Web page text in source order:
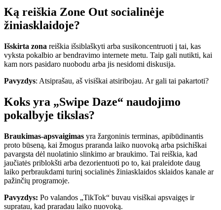
Ką reiškia Zone Out socialinėje
žiniasklaidoje?
Išskirta zona reiškia išsiblaškyti arba susikoncentruoti į tai, kas
vyksta pokalbio ar bendravimo internete metu. Taip gali nutikti, kai
kam nors pasidaro nuobodu arba jis nesidomi diskusija.
Pavyzdys: Atsiprašau, aš visiškai atsiribojau. Ar gali tai pakartoti?
Koks yra „Swipe Daze“ naudojimo
pokalbyje tikslas?
Braukimas-apsvaigimas yra žargoninis terminas, apibūdinantis
proto būseną, kai žmogus praranda laiko nuovoką arba psichiškai
pavargsta dėl nuolatinio slinkimo ar braukimo. Tai reiškia, kad
jaučiatės priblokšti arba dezorientuoti po to, kai praleidote daug
laiko perbraukdami turinį socialinės žiniasklaidos sklaidos kanale ar
pažinčių programoje.
Pavyzdys: Po valandos „TikTok“ buvau visiškai apsvaigęs ir
supratau, kad praradau laiko nuovoką.